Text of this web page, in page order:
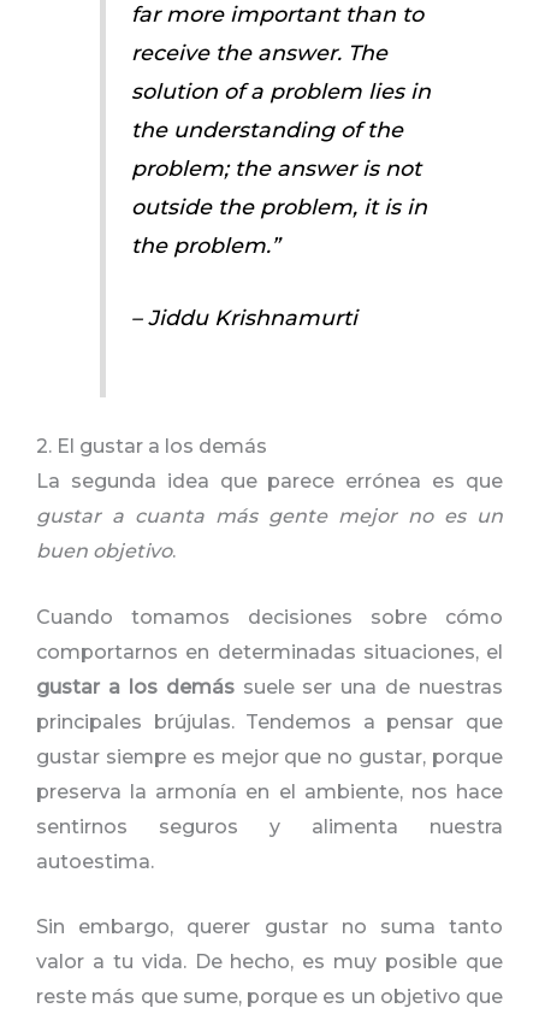
far more important than to
receive the answer. The
solution of a problem lies in
the understanding of the
problem; the answer is not
outside the problem, it is in
the problem.”
– Jiddu Krishnamurti
2. El gustar a los demás
La segunda idea que parece errónea es que
gustar a cuanta más gente mejor no es un
buen objetivo.
Cuando tomamos decisiones sobre cómo
comportarnos en determinadas situaciones, el
gustar a los demássuele ser una de nuestras
principales brújulas. Tendemos a pensar que
gustar siempre es mejor que no gustar, porque
preserva la armonía en el ambiente, nos hace
sentirnos seguros y alimenta nuestra
autoestima.
Sin embargo, querer gustar no suma tanto
valor a tu vida. De hecho, es muy posible que
reste más que sume, porque es un objetivo que